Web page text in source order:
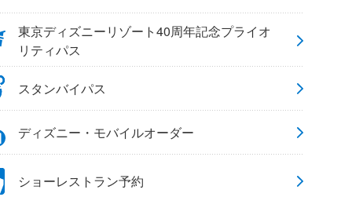
東京ディズニーリゾート40周年記念プライオ
リティパス
スタンバイパス
ディズニー・モバイルオーダー
ショーレストラン予約